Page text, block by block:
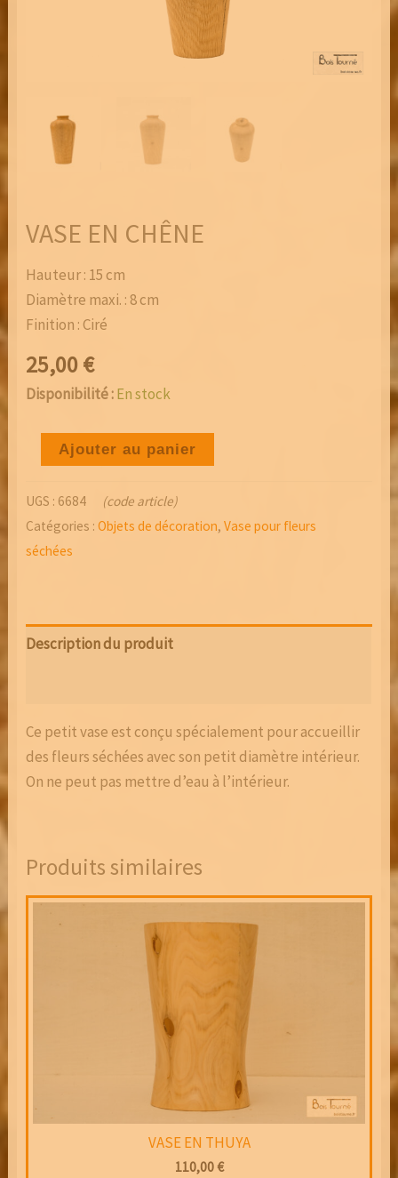
VASE EN CHÊNE
Hauteur : 15 cm
Diamètre maxi. : 8 cm
Finition : Ciré
25,00 €
Disponibilité :En stock
quantité
de
VASE
EN
CHÊNE
Ajouter au panier
UGS : 6684
(code article)
Catégories :Objets de décoration,Vase pour fleurs
séchées
Description du produit
Ce petit vase est conçu spécialement pour accueillir
des fleurs séchées avec son petit diamètre intérieur.
On ne peut pas mettre d’eau à l’intérieur.
Produits similaires
VASE EN THUYA
110,00 €